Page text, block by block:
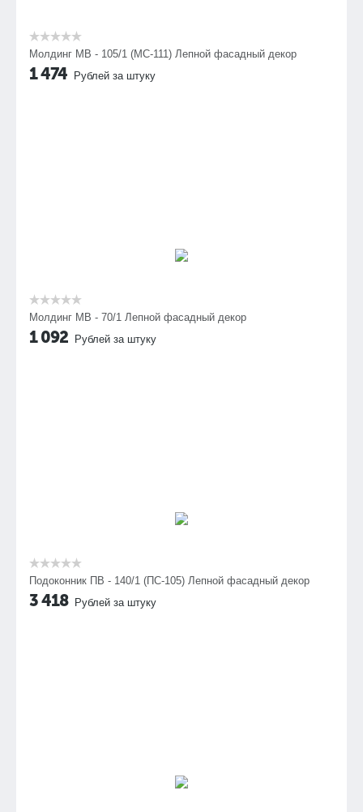
Молдинг МВ - 105/1 (МС-111) Лепной фасадный декор
1 474 Рублей за штуку
Молдинг МВ - 70/1 Лепной фасадный декор
1 092 Рублей за штуку
Подоконник ПВ - 140/1 (ПС-105) Лепной фасадный декор
3 418 Рублей за штуку